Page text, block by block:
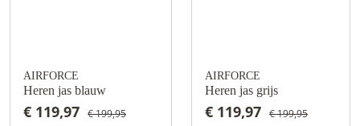
AIRFORCE
Heren jas blauw
€ 119,97 € 199,95
AIRFORCE
Heren jas grijs
€ 119,97 € 199,95